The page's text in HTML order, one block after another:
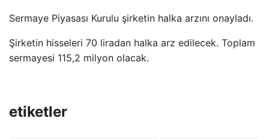
Sermaye Piyasası Kurulu şirketin halka arzını onayladı.
Şirketin hisseleri 70 liradan halka arz edilecek. Toplam
sermayesi 115,2 milyon olacak.
etiketler